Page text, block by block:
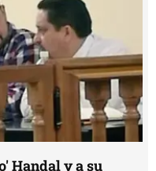
Handal y a su